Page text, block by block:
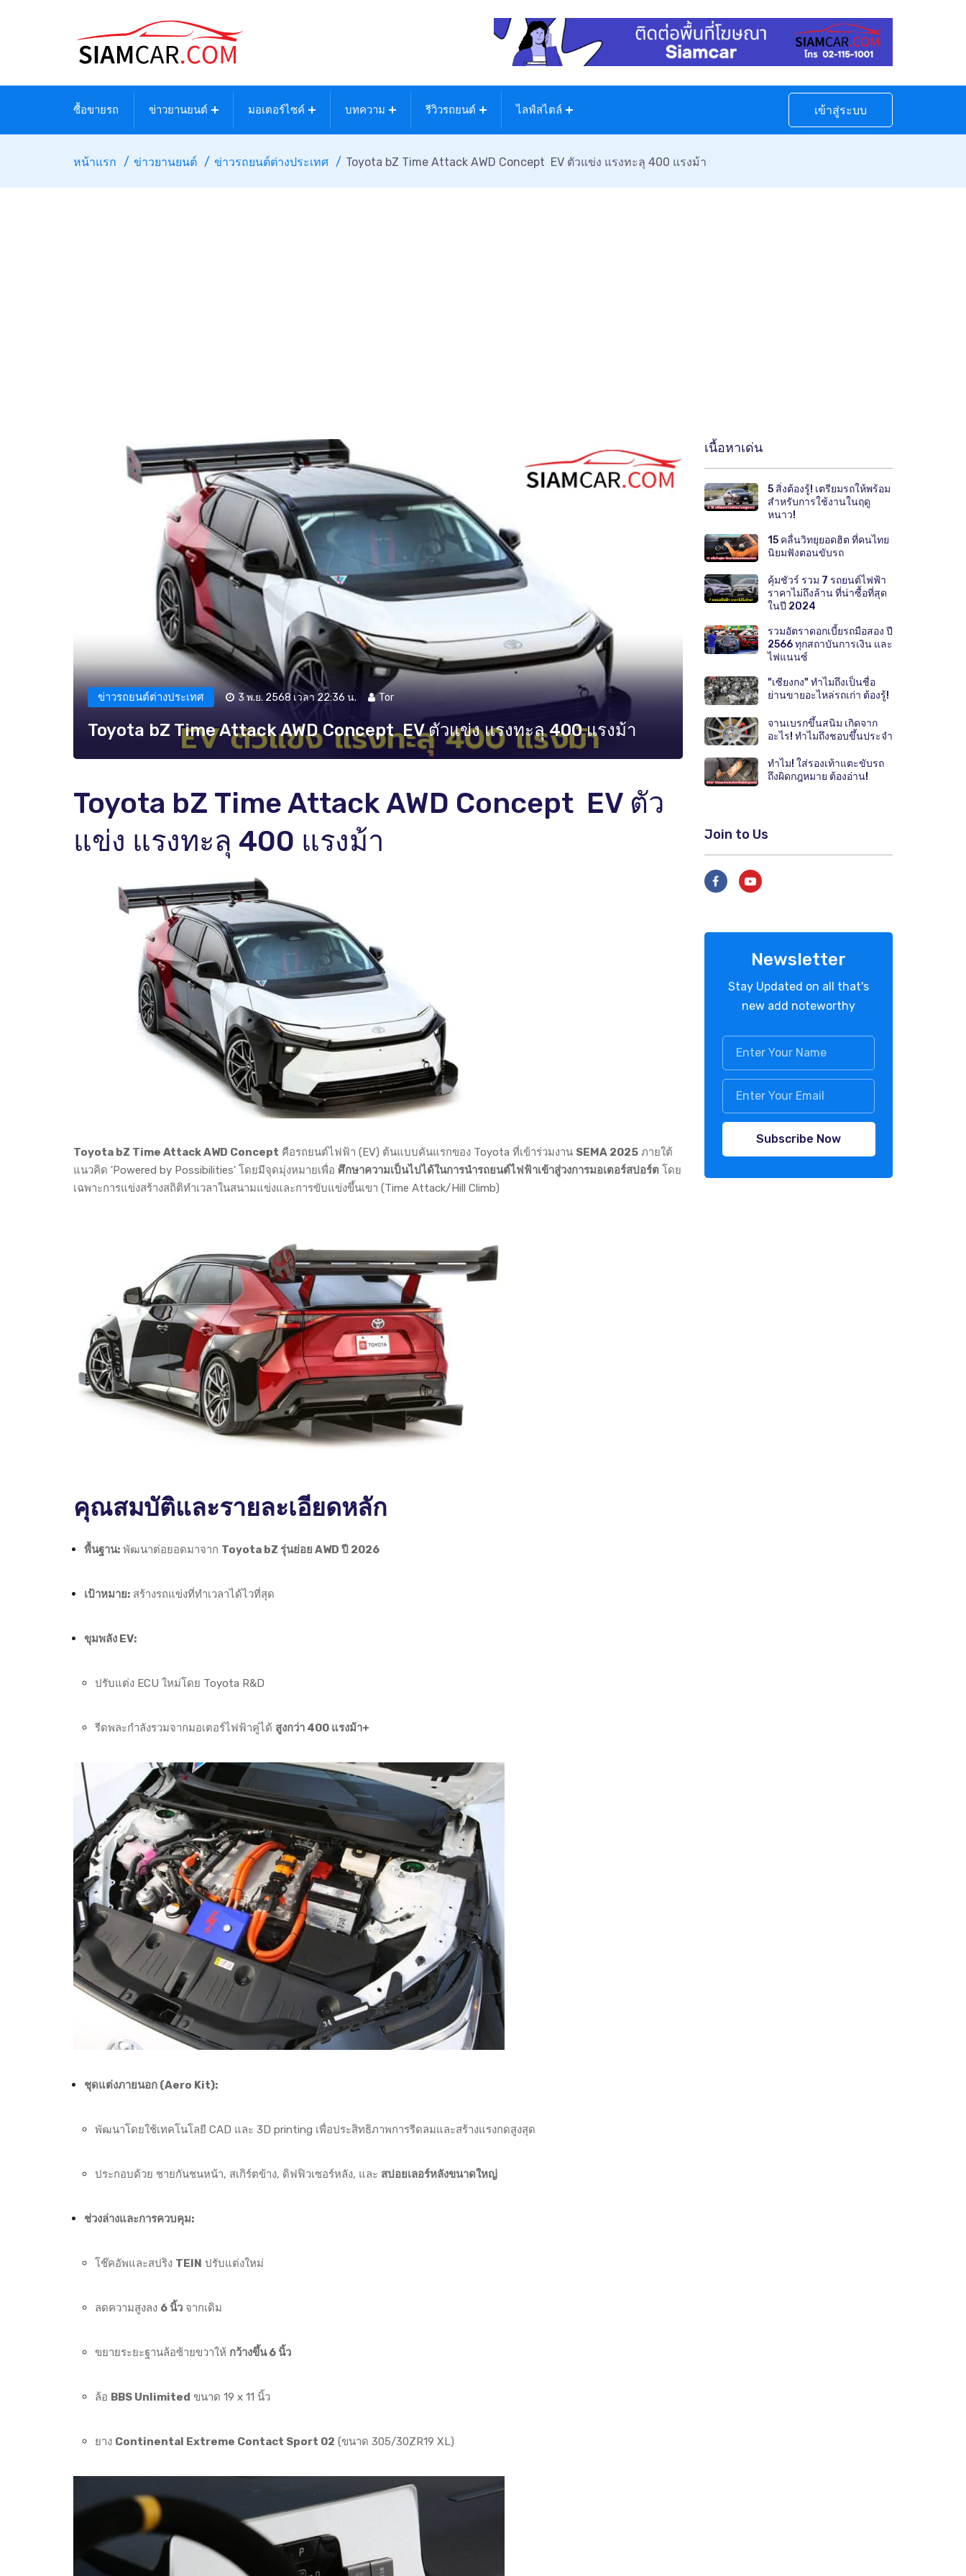
ซื้อขายรถ ข่าวยานยนต์ มอเตอร์ไซค์ บทความ รีวิวรถยนต์ ไลฟ์สไตล์ เข้าสู่ระบบ
หน้าแรก ข่าวยานยนต์ ข่าวรถยนต์ต่างประเทศ Toyota bZ Time Attack AWD Concept EV ตัวแข่ง แรงทะลุ 400 แรงม้า
ข่าวรถยนต์ต่างประเทศ 3 พ.ย. 2568 เวลา 22:36 น. Tor
Toyota bZ Time Attack AWD Concept EV ตัวแข่ง แรงทะลุ 400 แรงม้า
Toyota bZ Time Attack AWD Concept EV ตัว
แข่ง แรงทะลุ 400 แรงม้า
Toyota bZ Time Attack AWD Concept คือรถยนต์ไฟฟ้า (EV) ต้นแบบคันแรกของ Toyota ที่เข้าร่วมงาน SEMA 2025 ภายใต้
แนวคิด 'Powered by Possibilities' โดยมีจุดมุ่งหมายเพื่อ ศึกษาความเป็นไปได้ในการนำรถยนต์ไฟฟ้าเข้าสู่วงการมอเตอร์สปอร์ต โดย
เฉพาะการแข่งสร้างสถิติทำเวลาในสนามแข่งและการขับแข่งขึ้นเขา (Time Attack/Hill Climb)
คุณสมบัติและรายละเอียดหลัก
พื้นฐาน: พัฒนาต่อยอดมาจาก Toyota bZ รุ่นย่อย AWD ปี 2026
เป้าหมาย: สร้างรถแข่งที่ทำเวลาได้ไวที่สุด
ขุมพลัง EV:
ปรับแต่ง ECU ใหม่โดย Toyota R&D
รีดพละกำลังรวมจากมอเตอร์ไฟฟ้าคู่ได้ สูงกว่า 400 แรงม้า+
ชุดแต่งภายนอก (Aero Kit):
พัฒนาโดยใช้เทคโนโลยี CAD และ 3D printing เพื่อประสิทธิภาพการรีดลมและสร้างแรงกดสูงสุด
ประกอบด้วย ชายกันชนหน้า, สเกิร์ตข้าง, ดิฟฟิวเซอร์หลัง, และ สปอยเลอร์หลังขนาดใหญ่
ช่วงล่างและการควบคุม:
โช๊คอัพและสปริง TEIN ปรับแต่งใหม่
ลดความสูงลง 6 นิ้ว จากเดิม
ขยายระยะฐานล้อซ้ายขวาให้ กว้างขึ้น 6 นิ้ว
ล้อ BBS Unlimited ขนาด 19 x 11 นิ้ว
ยาง Continental Extreme Contact Sport 02 (ขนาด 305/30ZR19 XL)
เนื้อหาเด่น
5 สิ่งต้องรู้! เตรียมรถให้พร้อม
สำหรับการใช้งานในฤดู
หนาว!
15 คลื่นวิทยุยอดฮิต ที่คนไทย
นิยมฟังตอนขับรถ
คุ้มชัวร์ รวม 7 รถยนต์ไฟฟ้า
ราคาไม่ถึงล้าน ที่น่าซื้อที่สุด
ในปี 2024
รวมอัตราดอกเบี้ยรถมือสอง ปี
2566 ทุกสถาบันการเงิน และ
ไฟแนนซ์
"เซียงกง" ทำไมถึงเป็นชื่อ
ย่านขายอะไหล่รถเก่า ต้องรู้!
จานเบรกขึ้นสนิม เกิดจาก
อะไร! ทำไมถึงชอบขึ้นประจำ
ทำไม! ใส่รองเท้าแตะขับรถ
ถึงผิดกฎหมาย ต้องอ่าน!
Join to Us
Newsletter
Stay Updated on all that's
new add noteworthy
Subscribe Now